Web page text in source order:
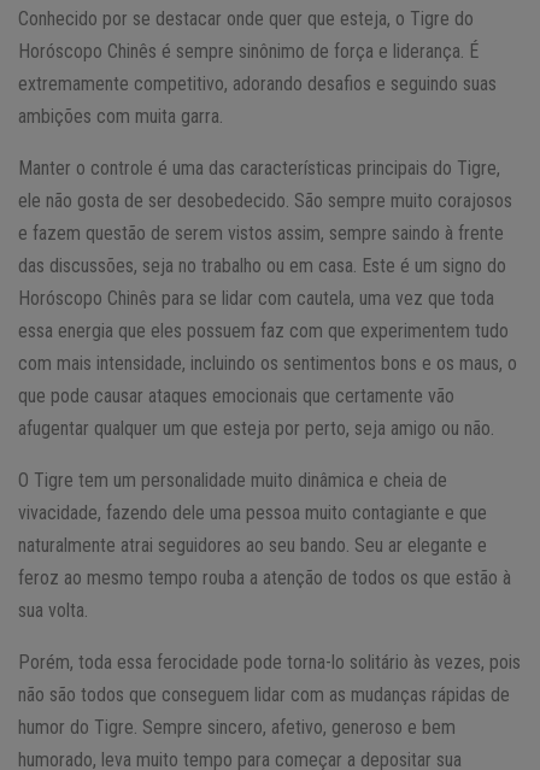
Conhecido por se destacar onde quer que esteja, o Tigre do
Horóscopo Chinês é sempre sinônimo de força e liderança. É
extremamente competitivo, adorando desafios e seguindo suas
ambições com muita garra.
Manter o controle é uma das características principais do Tigre,
ele não gosta de ser desobedecido. São sempre muito corajosos
e fazem questão de serem vistos assim, sempre saindo à frente
das discussões, seja no trabalho ou em casa. Este é um signo do
Horóscopo Chinês para se lidar com cautela, uma vez que toda
essa energia que eles possuem faz com que experimentem tudo
com mais intensidade, incluindo os sentimentos bons e os maus, o
que pode causar ataques emocionais que certamente vão
afugentar qualquer um que esteja por perto, seja amigo ou não.
O Tigre tem um personalidade muito dinâmica e cheia de
vivacidade, fazendo dele uma pessoa muito contagiante e que
naturalmente atrai seguidores ao seu bando. Seu ar elegante e
feroz ao mesmo tempo rouba a atenção de todos os que estão à
sua volta.
Porém, toda essa ferocidade pode torna-lo solitário às vezes, pois
não são todos que conseguem lidar com as mudanças rápidas de
humor do Tigre. Sempre sincero, afetivo, generoso e bem
humorado, leva muito tempo para começar a depositar sua